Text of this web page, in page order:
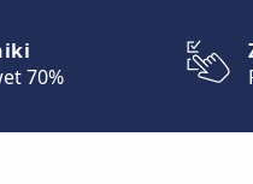
70%